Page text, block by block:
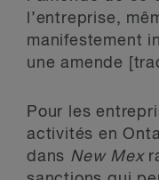
l’entreprise,
manifestement
une amende
Pour les
activités en
dans New Mex